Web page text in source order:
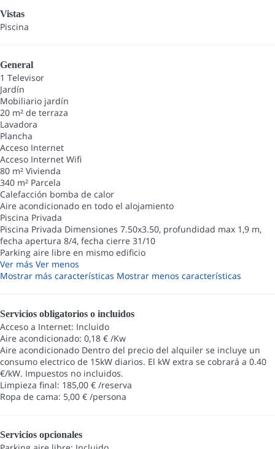
Vistas
Piscina
General
1 Televisor
Jardín
Mobiliario jardín
20 m² de terraza
Lavadora
Plancha
Acceso Internet
Acceso Internet Wifi
80 m² Vivienda
340 m² Parcela
Calefacción bomba de calor
Aire acondicionado en todo el alojamiento
Piscina Privada
Piscina Privada Dimensiones 7.50x3.50, profundidad max 1,9 m,
fecha apertura 8/4, fecha cierre 31/10
Parking aire libre en mismo edificio
Ver más Ver menos
Mostrar más características Mostrar menos características
Servicios obligatorios o incluidos
Acceso a Internet: Incluido
Aire acondicionado: 0,18 € /Kw
Aire acondicionado Dentro del precio del alquiler se incluye un
consumo electrico de 15kW diarios. El kW extra se cobrará a 0.40
€/kW. Impuestos no incluidos.
Limpieza final: 185,00 € /reserva
Ropa de cama: 5,00 € /persona
Servicios opcionales